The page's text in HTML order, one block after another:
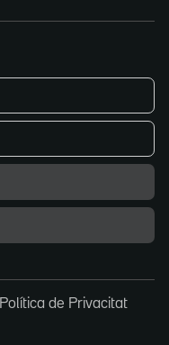
Política de Privacitat